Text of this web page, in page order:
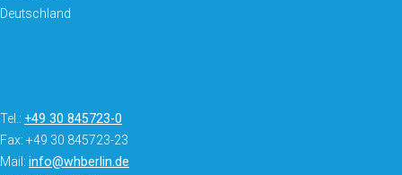
Deutschland
Tel.: +49 30 845723-0
Fax: +49 30 845723-23
Mail: info@whberlin.de